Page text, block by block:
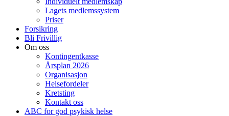
Lagets medlemssystem
Priser
Forsikring
Bli Frivillig
Om oss
Kontingentkasse
Årsplan 2026
Organisasjon
Helsefordeler
Kretsting
Kontakt oss
ABC for god psykisk helse